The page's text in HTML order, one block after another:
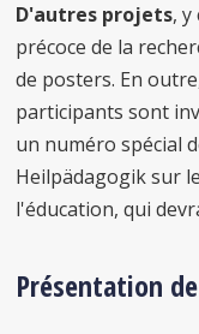
D'autres projets,
précoce de la
de posters. En
participants sont
un numéro spécial
Heilpädagogik sur
l'éducation, qui
Présentation